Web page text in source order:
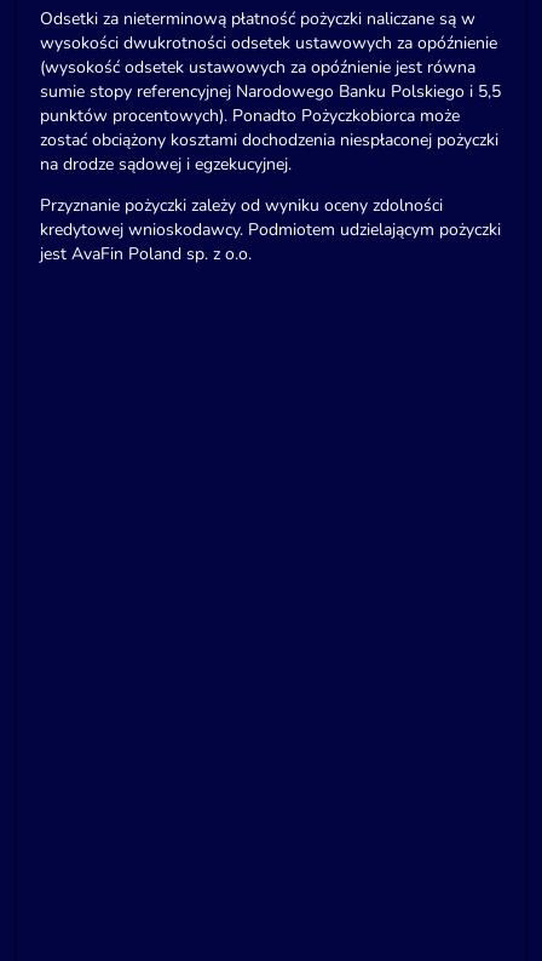
Odsetki za nieterminową płatność pożyczki naliczane są w
wysokości dwukrotności odsetek ustawowych za opóźnienie
(wysokość odsetek ustawowych za opóźnienie jest równa
sumie stopy referencyjnej Narodowego Banku Polskiego i 5,5
punktów procentowych). Ponadto Pożyczkobiorca może
zostać obciążony kosztami dochodzenia niespłaconej pożyczki
na drodze sądowej i egzekucyjnej.
Przyznanie pożyczki zależy od wyniku oceny zdolności
kredytowej wnioskodawcy. Podmiotem udzielającym pożyczki
jest AvaFin Poland sp. z o.o.